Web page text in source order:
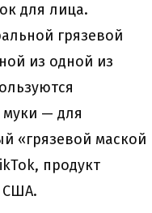
для лица.
грязевой
из одной из
— для
«грязевой маской
продукт
США.